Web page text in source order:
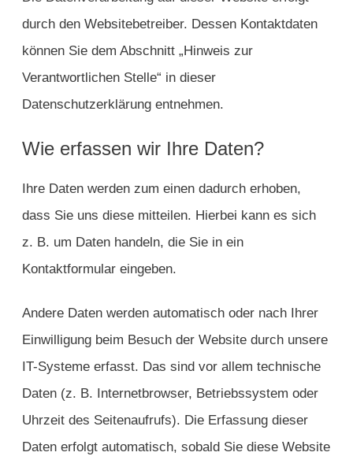
durch den Websitebetreiber. Dessen Kontaktdaten
können Sie dem Abschnitt „Hinweis zur
Verantwortlichen Stelle“ in dieser
Datenschutzerklärung entnehmen.
Wie erfassen wir Ihre Daten?
Ihre Daten werden zum einen dadurch erhoben,
dass Sie uns diese mitteilen. Hierbei kann es sich
z. B. um Daten handeln, die Sie in ein
Kontaktformular eingeben.
Andere Daten werden automatisch oder nach Ihrer
Einwilligung beim Besuch der Website durch unsere
IT-Systeme erfasst. Das sind vor allem technische
Daten (z. B. Internetbrowser, Betriebssystem oder
Uhrzeit des Seitenaufrufs). Die Erfassung dieser
Daten erfolgt automatisch, sobald Sie diese Website